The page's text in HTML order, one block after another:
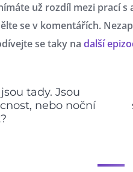
už rozdíl mezi prací
se v komentářích.
se taky nadalší
tady. Jsou
nebo noční